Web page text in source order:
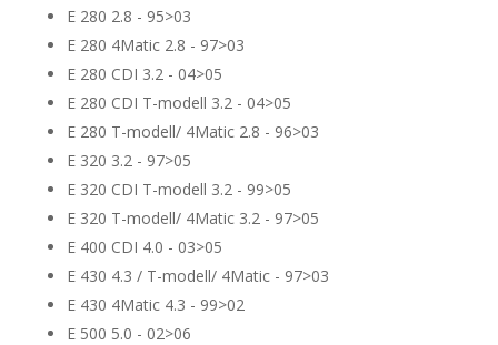
E 280 2.8 - 95>03
E 280 4Matic 2.8 - 97>03
E 280 CDI 3.2 - 04>05
E 280 CDI T-modell 3.2 - 04>05
E 280 T-modell/ 4Matic 2.8 - 96>03
E 320 3.2 - 97>05
E 320 CDI T-modell 3.2 - 99>05
E 320 T-modell/ 4Matic 3.2 - 97>05
E 400 CDI 4.0 - 03>05
E 430 4.3 / T-modell/ 4Matic - 97>03
E 430 4Matic 4.3 - 99>02
E 500 5.0 - 02>06